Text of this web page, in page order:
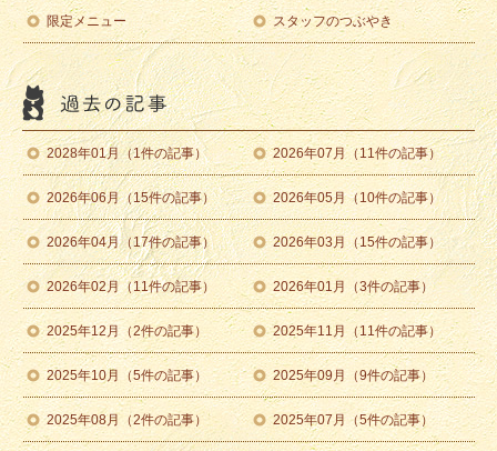
限定メニュー スタッフのつぶやき
2028年01月（1件の記事） 2026年07月（11件の記事）
2026年06月（15件の記事） 2026年05月（10件の記事）
2026年04月（17件の記事） 2026年03月（15件の記事）
2026年02月（11件の記事） 2026年01月（3件の記事）
2025年12月（2件の記事） 2025年11月（11件の記事）
2025年10月（5件の記事） 2025年09月（9件の記事）
2025年08月（2件の記事） 2025年07月（5件の記事）